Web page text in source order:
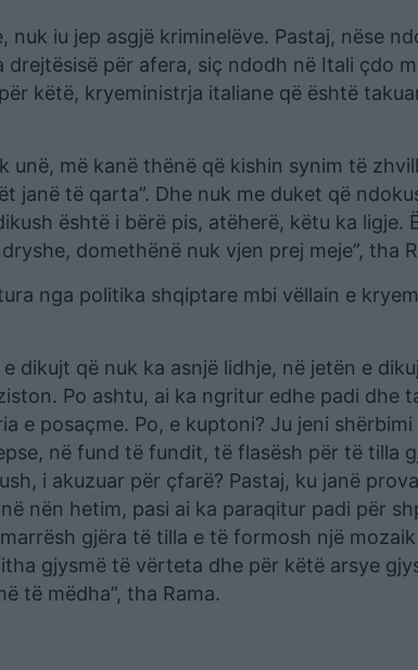
iu jep asgjë kriminelëve. Pastaj, nëse
për afera, siç ndodh në Itali çdo
këtë, kryeministrja italiane që është
unë, më kanë thënë që kishin synim të
janë të qarta”. Dhe nuk me duket që
është i bërë pis, atëherë, këtu ka ligje.
domethënë nuk vjen prej meje”, tha
nga politika shqiptare mbi vëllain e
dikujt që nuk ka asnjë lidhje, në jetën e
Po ashtu, ai ka ngritur edhe padi dhe
e posaçme. Po, e kuptoni? Ju jeni shërbimi
në fund të fundit, të flasësh për të tilla
i akuzuar për çfarë? Pastaj, ku janë
nën hetim, pasi ai ka paraqitur padi për
gjëra të tilla e të formosh një
gjysmë të vërteta dhe për këtë arsye
të mëdha”, tha Rama.